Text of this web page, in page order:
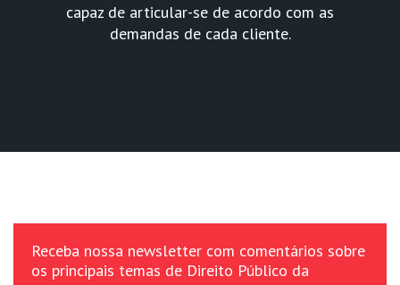
capaz de articular-se de acordo com as
demandas de cada cliente.
Receba nossa newsletter com comentários sobre
os principais temas de Direito Público da